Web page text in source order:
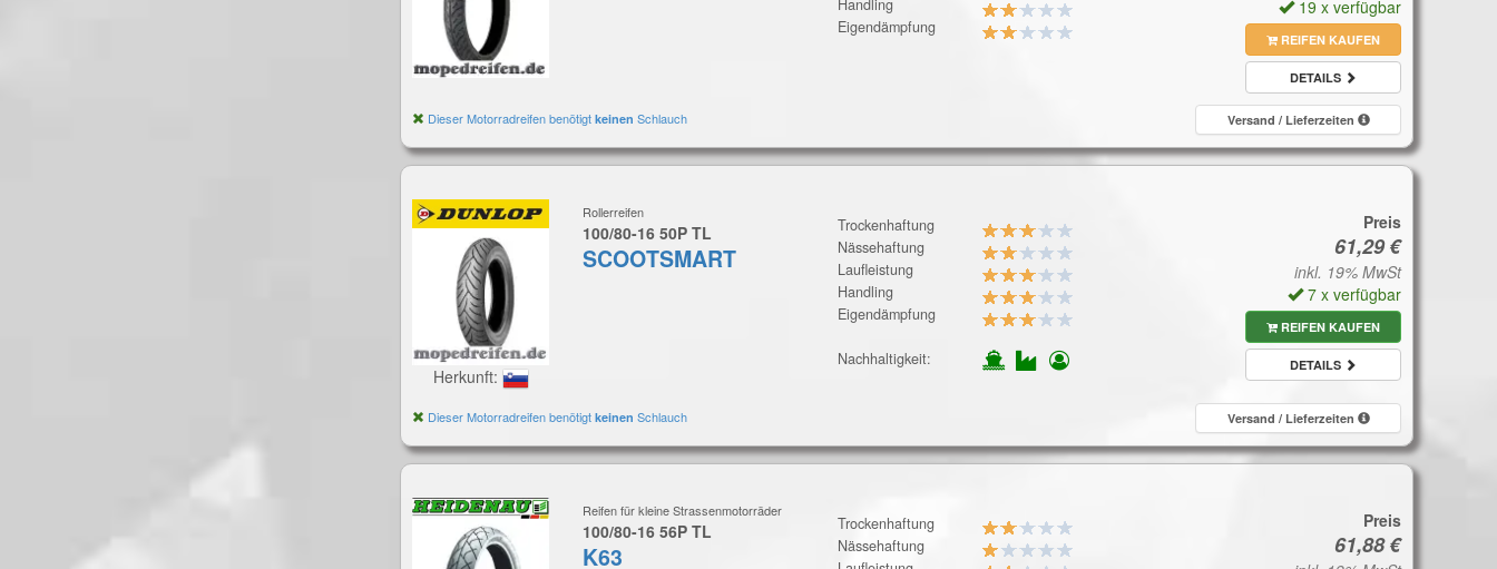
Handling
Eigendämpfung
19 x verfügbar
REIFEN KAUFEN
DETAILS
Dieser Motorradreifen benötigt keinen Schlauch Versand / Lieferzeiten
Herkunft:
Rollerreifen
100/80-16 50P TL
SCOOTSMART
Trockenhaftung
Nässehaftung
Laufleistung
Handling
Eigendämpfung
Nachhaltigkeit:
Preis
inkl. 19% MwSt
7 x verfügbar
REIFEN KAUFEN
DETAILS
Dieser Motorradreifen benötigt keinen Schlauch Versand / Lieferzeiten
Reifen für kleine Strassenmotorräder
100/80-16 56P TL
K63
Trockenhaftung
Nässehaftung
Preis